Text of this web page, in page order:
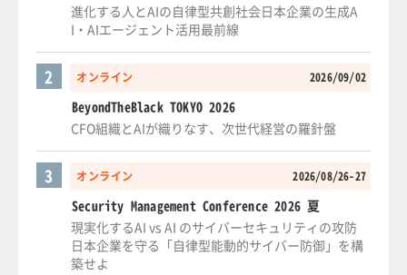
進化する人とAIの自律型共創社会日本企業の生成A
I・AIエージェント活用最前線
オンライン 2026/09/02
2
BeyondTheBlack TOKYO 2026
CFO組織とAIが織りなす、次世代経営の羅針盤
オンライン 2026/08/26-27
3
Security Management Conference 2026 夏
現実化するAI vs AI のサイバーセキュリティの攻防
日本企業を守る「自律型能動的サイバー防御」を構
築せよ